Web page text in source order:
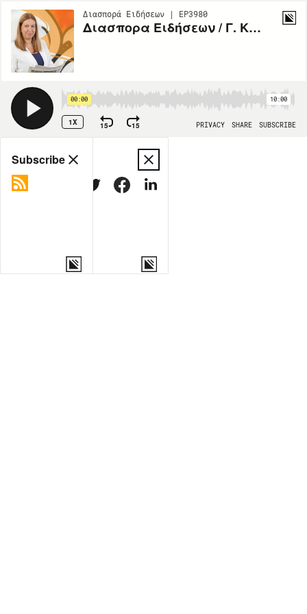
Διασπορά Ειδήσεων | EP3980
Διασπορα Ειδήσεων / Γ. Καρουσος / 2-12
00:00 10:00
1X 15 15 PRIVACY SHARE SUBSCRIBE
Share
MORE OPTIONS
Subscribe